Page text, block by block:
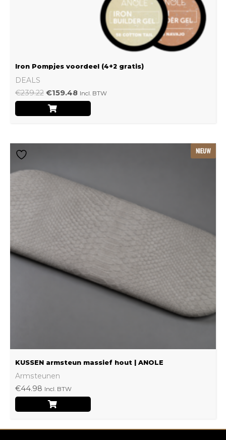
Iron Pompjes voordeel (4+2 gratis)
DEALS
€239.22 €159.48 Incl. BTW
NIEUW
KUSSEN armsteun massief hout | ANOLE
Armsteunen
€44.98 Incl. BTW
meerdere
gekozen
worden